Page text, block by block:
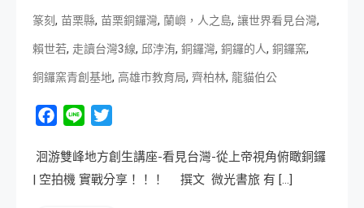
篆刻, 苗栗縣, 苗栗銅鑼灣, 蘭嶼，人之島, 讓世界看見台灣,
賴世若, 走讀台灣3線, 邱浡洧, 銅鑼灣, 銅鑼的人, 銅鑼窯,
銅鑼窯青創基地, 高雄市教育局, 齊柏林, 龍貓伯公
Facebook
Line
洄游雙峰地方創生講座-看見台灣-從上帝視角俯瞰銅鑼
| 空拍機 實戰分享！！！ 撰文 微光書旅 有 […]